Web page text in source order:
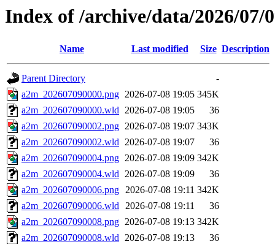
Index of /archive/data/2026/07/
Name Last modified Size Description
Parent Directory
-
a2m_202607090000.png 2026-07-08 19:05 345K
a2m_202607090000.wld 2026-07-08 19:05
36
a2m_202607090002.png 2026-07-08 19:07 343K
a2m_202607090002.wld 2026-07-08 19:07
36
a2m_202607090004.png 2026-07-08 19:09 342K
a2m_202607090004.wld 2026-07-08 19:09
36
a2m_202607090006.png 2026-07-08 19:11 342K
a2m_202607090006.wld 2026-07-08 19:11
36
a2m_202607090008.png 2026-07-08 19:13 342K
a2m_202607090008.wld 2026-07-08 19:13
36